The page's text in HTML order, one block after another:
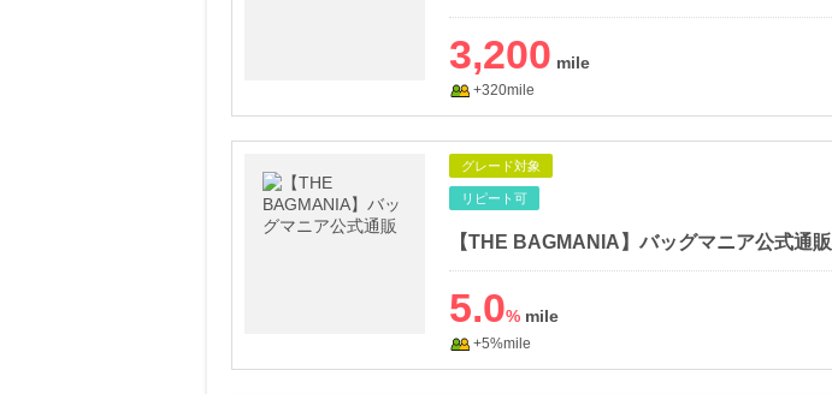
3,200
+320mile
グレード対象
リピート可
【THE BAGMANIA】バッグマニア公式通販
5.0%
+5%mile